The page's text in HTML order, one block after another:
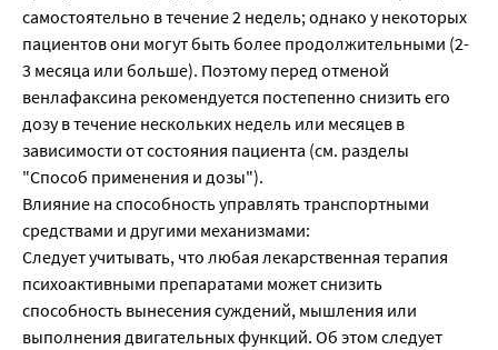
самостоятельно в течение 2 недель; однако у некоторых
пациентов они могут быть более продолжительными (2-
3 месяца или больше). Поэтому перед отменой
венлафаксина рекомендуется постепенно снизить его
дозу в течение нескольких недель или месяцев в
зависимости от состояния пациента (см. разделы
"Способ применения и дозы").
Влияние на способность управлять транспортными
средствами и другими механизмами:
Следует учитывать, что любая лекарственная терапия
психоактивными препаратами может снизить
способность вынесения суждений, мышления или
выполнения двигательных функций. Об этом следует